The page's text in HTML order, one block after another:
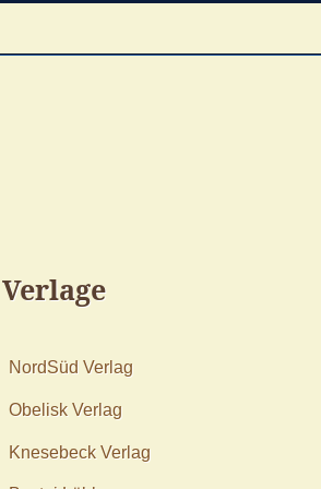
Verlage
NordSüd Verlag
Obelisk Verlag
Knesebeck Verlag